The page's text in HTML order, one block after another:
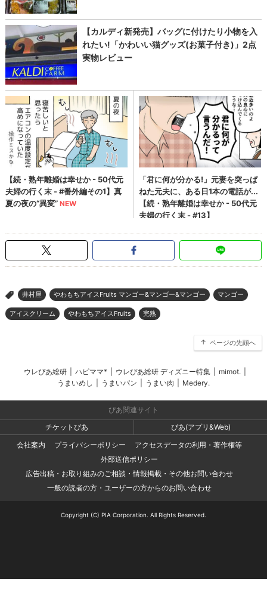
> 井村屋 やわもちアイスFruits マンゴー&マンゴー&マンゴー マンゴー
アイスクリーム やわもちアイスFruits 完熟
ページの先頭へ
ウレぴあ総研 ハピママ* ウレぴあ総研 ディズニー特集 mimot.
うまいめし
うまいパン うまい肉 Medery.
ぴあ関連サイト
チケットぴあ
ぴあ(アプリ&Web)
会社案内
プライバシーポリシー
アクセスデータの利用・著作権等
外部送信ポリシー
広告出稿・お取り組みのご相談・情報掲載・その他お問い合わせ
一般の読者の方・ユーザーの方からのお問い合わせ
Copyright (C) PIA Corporation. All Rights Reserved.